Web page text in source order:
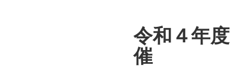
令和４年度
催